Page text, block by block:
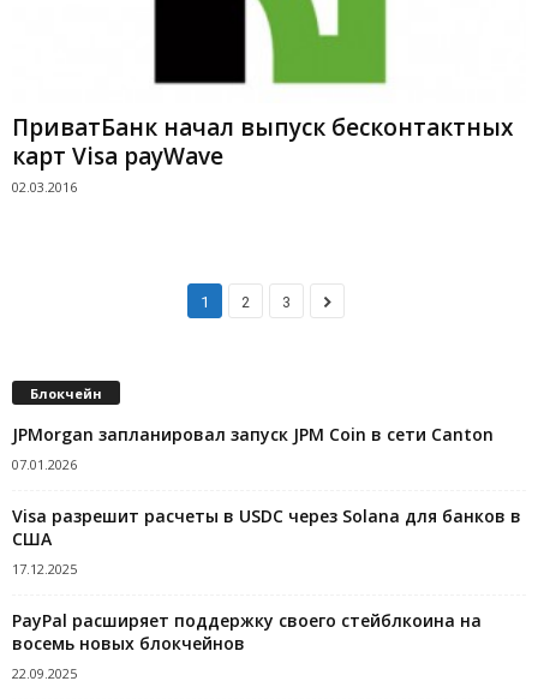
ПриватБанк начал выпуск бесконтактных
карт Visa payWave
02.03.2016
1 2 3
Блокчейн
JPMorgan запланировал запуск JPM Coin в сети Canton
07.01.2026
Visa разрешит расчеты в USDC через Solana для банков в
США
17.12.2025
PayPal расширяет поддержку своего стейблкоина на
восемь новых блокчейнов
22.09.2025